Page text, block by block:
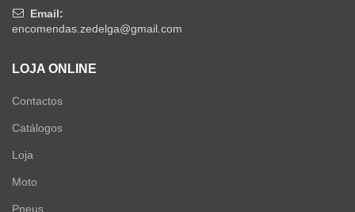
Email:
encomendas.zedelga@gmail.com
LOJA ONLINE
Contactos
Catálogos
Loja
Moto
Pneus